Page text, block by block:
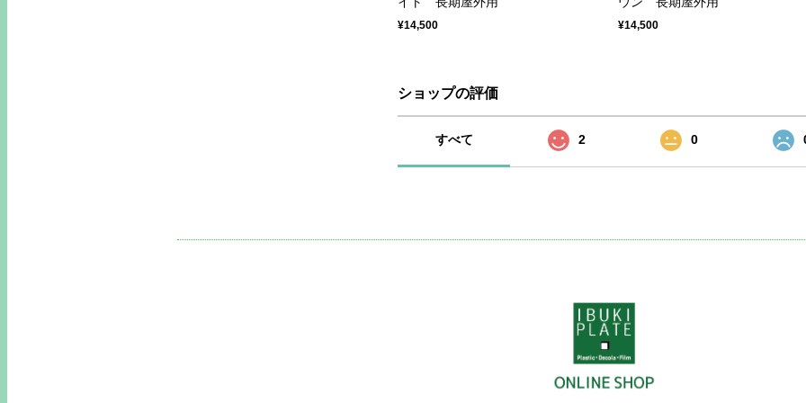
¥14,500 ¥14,500
ショップの評価
すべて 2 0